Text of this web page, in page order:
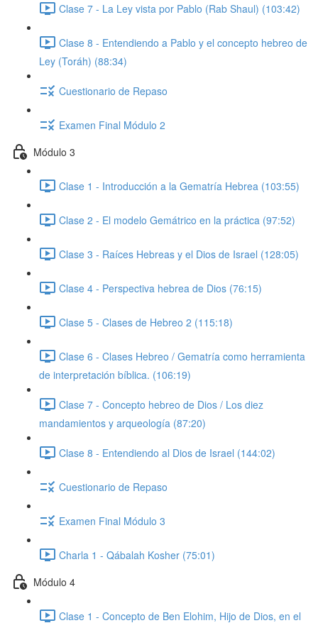
Clase 7 - La Ley vista por Pablo (Rab Shaul) (103:42)
Clase 8 - Entendiendo a Pablo y el concepto hebreo de
Ley (Toráh) (88:34)
Cuestionario de Repaso
Examen Final Módulo 2
Módulo 3
Clase 1 - Introducción a la Gematría Hebrea (103:55)
Clase 2 - El modelo Gemátrico en la práctica (97:52)
Clase 3 - Raíces Hebreas y el Dios de Israel (128:05)
Clase 4 - Perspectiva hebrea de Dios (76:15)
Clase 5 - Clases de Hebreo 2 (115:18)
Clase 6 - Clases Hebreo / Gematría como herramienta
de interpretación bíblica. (106:19)
Clase 7 - Concepto hebreo de Dios / Los diez
mandamientos y arqueología (87:20)
Clase 8 - Entendiendo al Dios de Israel (144:02)
Cuestionario de Repaso
Examen Final Módulo 3
Charla 1 - Qábalah Kosher (75:01)
Módulo 4
Clase 1 - Concepto de Ben Elohim, Hijo de Dios, en el